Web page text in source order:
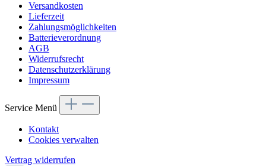
Versandkosten
Lieferzeit
Zahlungsmöglichkeiten
Batterieverordnung
AGB
Widerrufsrecht
Datenschutzerklärung
Impressum
Service Menü
Kontakt
Cookies verwalten
Vertrag widerrufen